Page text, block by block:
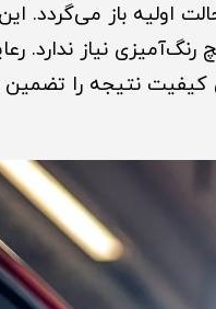
اولیه باز می‌گردد.
نیاز ندارد.
کیفیت نتیجه را